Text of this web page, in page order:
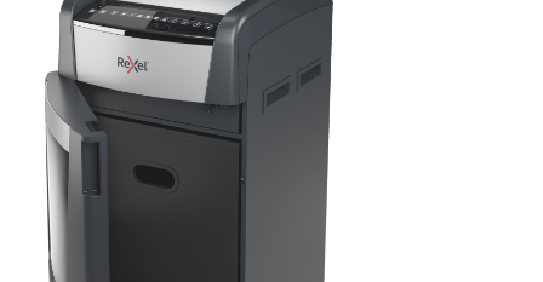
Accesorii pentru protectia capului
Casti de protectie
Antifoane
Ochelari de protectie si viziere
Masti de protectie respiratorie
Sepci, caciuli si esarfe
Pachete promotionale
Accesorii pentru protectia muncii